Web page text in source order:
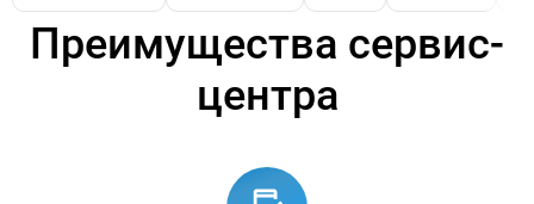
Преимущества сервис-
центра